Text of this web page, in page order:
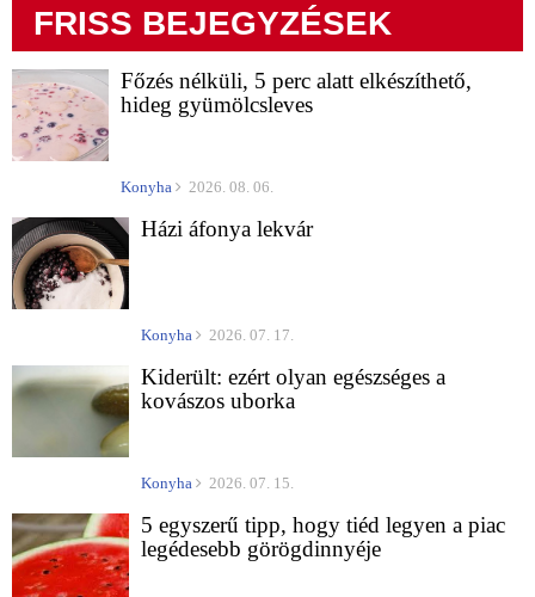
FRISS BEJEGYZÉSEK
Főzés nélküli, 5 perc alatt elkészíthető,
hideg gyümölcsleves
Konyha 2026. 08. 06.
Házi áfonya lekvár
Konyha 2026. 07. 17.
Kiderült: ezért olyan egészséges a
kovászos uborka
Konyha 2026. 07. 15.
5 egyszerű tipp, hogy tiéd legyen a piac
legédesebb görögdinnyéje